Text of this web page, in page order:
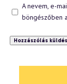
A nevem, e-
böngészőben